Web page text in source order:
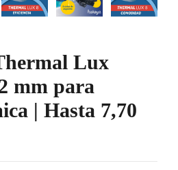
Lux
mm para
| Hasta 7,70